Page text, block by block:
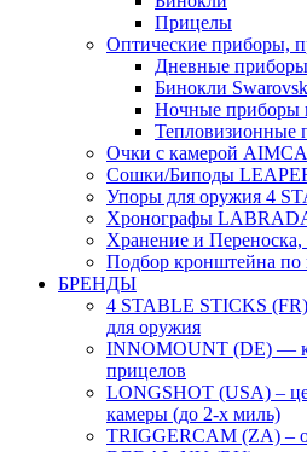
Прицелы
Оптические приборы,
Дневные
Бинокли
Ночные приборы
Тепловизионные
Очки с камерой
Сошки/Биподы
Упоры для оружия 4
Хронографы
Хранение и
Подбор кронштейна по
БРЕНДЫ
4 STABLE STICKS
для оружия
INNOMOUNT (DE) —
прицелов
LONGSHOT (USA) –
камеры (до 2-х миль)
TRIGGERCAM (ZA) –